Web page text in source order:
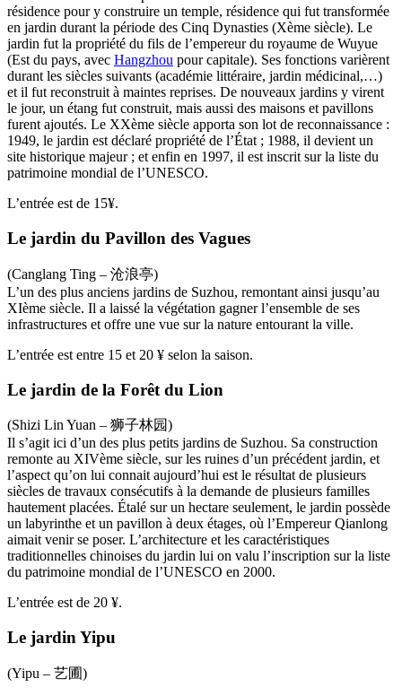
résidence pour y construire un temple, résidence qui fut transformée
en jardin durant la période des Cinq Dynasties (Xème siècle). Le
jardin fut la propriété du fils de l’empereur du royaume de Wuyue
(Est du pays, avec Hangzhou pour capitale). Ses fonctions varièrent
durant les siècles suivants (académie littéraire, jardin médicinal,…)
et il fut reconstruit à maintes reprises. De nouveaux jardins y virent
le jour, un étang fut construit, mais aussi des maisons et pavillons
furent ajoutés. Le XXème siècle apporta son lot de reconnaissance :
1949, le jardin est déclaré propriété de l’État ; 1988, il devient un
site historique majeur ; et enfin en 1997, il est inscrit sur la liste du
patrimoine mondial de l’UNESCO.
L’entrée est de 15¥.
Le jardin du Pavillon des Vagues
(Canglang Ting – 沧浪亭)
L’un des plus anciens jardins de Suzhou, remontant ainsi jusqu’au
XIème siècle. Il a laissé la végétation gagner l’ensemble de ses
infrastructures et offre une vue sur la nature entourant la ville.
L’entrée est entre 15 et 20 ¥ selon la saison.
Le jardin de la Forêt du Lion
(Shizi Lin Yuan – 狮子林园)
Il s’agit ici d’un des plus petits jardins de Suzhou. Sa construction
remonte au XIVème siècle, sur les ruines d’un précédent jardin, et
l’aspect qu’on lui connait aujourd’hui est le résultat de plusieurs
siècles de travaux consécutifs à la demande de plusieurs familles
hautement placées. Étalé sur un hectare seulement, le jardin possède
un labyrinthe et un pavillon à deux étages, où l’Empereur Qianlong
aimait venir se poser. L’architecture et les caractéristiques
traditionnelles chinoises du jardin lui on valu l’inscription sur la liste
du patrimoine mondial de l’UNESCO en 2000.
L’entrée est de 20 ¥.
Le jardin Yipu
(Yipu – 艺圃)